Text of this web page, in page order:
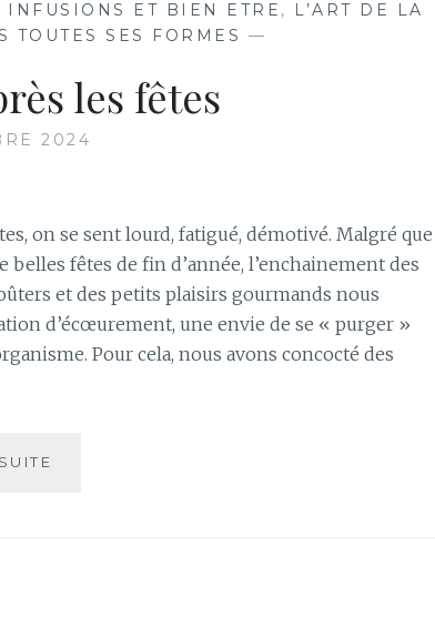
MAGIE
DE
À
CHAQUE
GORGÉE
INFUSIONS ET BIEN ETRE , L’ART DE LA
TOUTES SES FORMES —
les fêtes
2024
on se sent lourd, fatigué, démotivé. Malgré que
belles fêtes de fin d’année, l’enchainement des
et des petits plaisirs gourmands nous
d’écœurement, une envie de se « purger »
Pour cela, nous avons concocté des